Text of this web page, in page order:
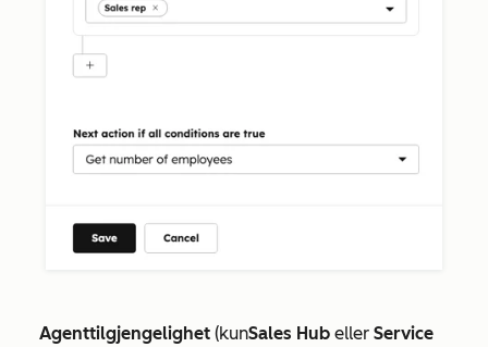
Agenttilgjengelighet (kunSales Hub eller Service